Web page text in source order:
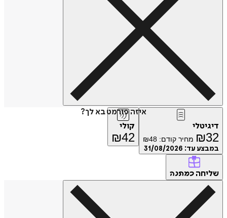
איזה פורמט בא לך?
דיגיטלי
₪32 מחיר קודם: ₪48
במבצע עד: 31/08/2026
קולי
₪42
שליחה כמתנה